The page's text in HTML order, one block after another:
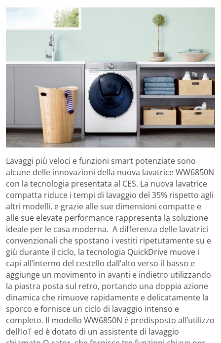
Lavaggi più veloci e funzioni smart potenziate sono
alcune delle innovazioni della nuova lavatrice WW6850N
con la tecnologia presentata al CES. La nuova lavatrice
compatta riduce i tempi di lavaggio del 35% rispetto agli
altri modelli, e grazie alle sue dimensioni compatte e
alle sue elevate performance rappresenta la soluzione
ideale per le casa moderna. A differenza delle lavatrici
convenzionali che spostano i vestiti ripetutamente su e
giù durante il ciclo, la tecnologia QuickDrive muove i
capi all’interno del cestello dall’alto verso il basso e
aggiunge un movimento in avanti e indietro utilizzando
la piastra posta sul retro, portando una doppia azione
dinamica che rimuove rapidamente e delicatamente la
sporco e fornisce un ciclo di lavaggio intenso e
completo. Il modello WW6850N è predisposto all’utilizzo
dell’IoT ed è dotato di un assistente di lavaggio